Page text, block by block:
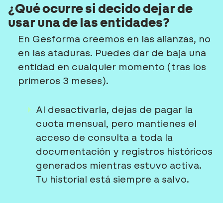
¿Qué ocurre si decido dejar de
usar una de las entidades?
En Gesforma creemos en las alianzas, no
en las ataduras. Puedes dar de baja una
entidad en cualquier momento (tras los
primeros 3 meses).
Al desactivarla, dejas de pagar la
cuota mensual, pero mantienes el
acceso de consulta a toda la
documentación y registros históricos
generados mientras estuvo activa.
Tu historial está siempre a salvo.